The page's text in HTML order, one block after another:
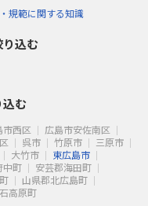
規範に関する知識
込む
む
市西区
広島市安佐南区
呉市 竹原市
三原市
大竹市
東広島市
中町
安芸郡海田町
山県郡北広島町
高原町